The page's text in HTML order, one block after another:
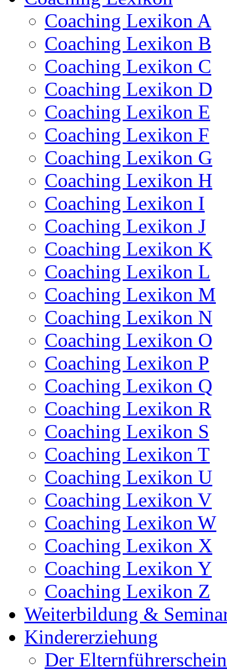
Coaching Lexikon A
Coaching Lexikon B
Coaching Lexikon C
Coaching Lexikon D
Coaching Lexikon E
Coaching Lexikon F
Coaching Lexikon G
Coaching Lexikon H
Coaching Lexikon I
Coaching Lexikon J
Coaching Lexikon K
Coaching Lexikon L
Coaching Lexikon M
Coaching Lexikon N
Coaching Lexikon O
Coaching Lexikon P
Coaching Lexikon Q
Coaching Lexikon R
Coaching Lexikon S
Coaching Lexikon T
Coaching Lexikon U
Coaching Lexikon V
Coaching Lexikon W
Coaching Lexikon X
Coaching Lexikon Y
Coaching Lexikon Z
Weiterbildung &
Kindererziehung
Der Elternführerschein